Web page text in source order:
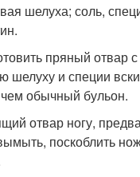
шелуха; соль,
пряный отвар
шелуху и специи
обычный бульон.
отвар ногу,
поскоблить